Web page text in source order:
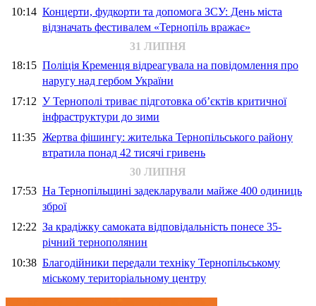
10:14 Концерти, фудкорти та допомога ЗСУ: День міста
відзначать фестивалем «Тернопіль вражає»
31 ЛИПНЯ
18:15 Поліція Кременця відреагувала на повідомлення про
наругу над гербом України
17:12 У Тернополі триває підготовка об’єктів критичної
інфраструктури до зими
11:35 Жертва фішингу: жителька Тернопільського району
втратила понад 42 тисячі гривень
30 ЛИПНЯ
17:53 На Тернопільщині задекларували майже 400 одиниць
зброї
12:22 За крадіжку самоката відповідальність понесе 35-
річний тернополянин
10:38 Благодійники передали техніку Тернопільському
міському територіальному центру